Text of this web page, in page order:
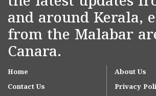
and around Kerala,
from the Malabar
Canara.
Home
About Us
Contact Us
Privacy